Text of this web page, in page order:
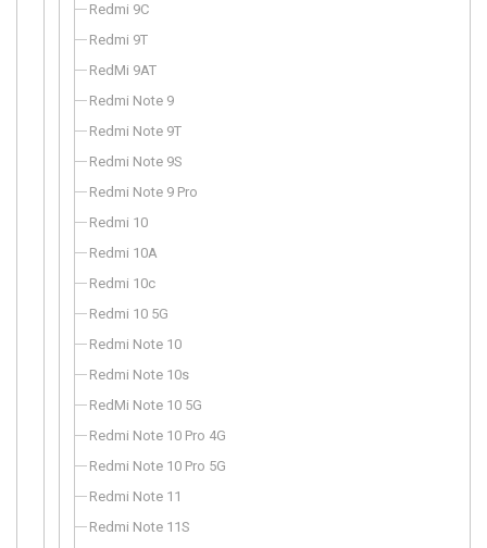
Redmi 9C
Redmi 9T
RedMi 9AT
Redmi Note 9
Redmi Note 9T
Redmi Note 9S
Redmi Note 9 Pro
Redmi 10
Redmi 10A
Redmi 10c
Redmi 10 5G
Redmi Note 10
Redmi Note 10s
RedMi Note 10 5G
Redmi Note 10 Pro 4G
Redmi Note 10 Pro 5G
Redmi Note 11
Redmi Note 11S